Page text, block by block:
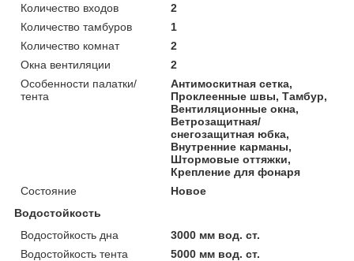
Количество входов
2
Количество тамбуров
1
Количество комнат
2
Окна вентиляции
2
Особенности палатки/
тента
Антимоскитная сетка,
Проклеенные швы, Тамбур,
Вентиляционные окна,
Ветрозащитная/
снегозащитная юбка,
Внутренние карманы,
Штормовые оттяжки,
Крепление для фонаря
Состояние
Новое
Водостойкость
Водостойкость дна
3000 мм вод. ст.
Водостойкость тента
5000 мм вод. ст.